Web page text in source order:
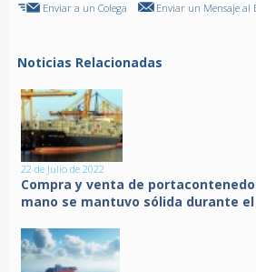
Enviar a un Colega Enviar un Mensaje al
Noticias Relacionadas
22 de Julio de 2022
Compra y venta de
mano se mantuvo sólida durante